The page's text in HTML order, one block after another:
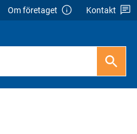
Om företaget Kontakt